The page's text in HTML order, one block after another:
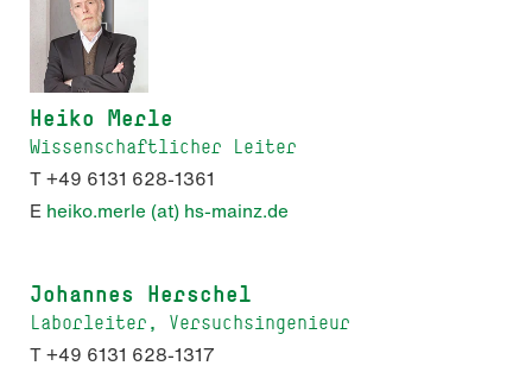
Heiko Merle
Wissenschaftlicher Leiter
T +49 6131 628-1361
E heiko.merle (at) hs-mainz.de
Johannes Herschel
Laborleiter, Versuchsingenieur
T +49 6131 628-1317